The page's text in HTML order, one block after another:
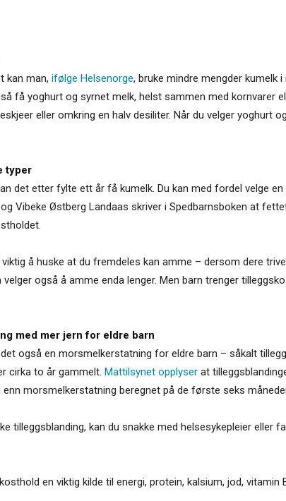
kan man, ifølge Helsenorge, bruke mindre mengder kumelk
få yoghurt og syrnet melk, helst sammen med kornvarer
eller omkring en halv desiliter. Når du velger yoghurt
typer
det etter fylte ett år få kumelk. Du kan med fordel velge
Vibeke Østberg Landaas skriver i Spedbarnsboken at
å huske at du fremdeles kan amme – dersom dere
også å amme enda lenger. Men barn trenger
med mer jern for eldre barn
også en morsmelkerstatning for eldre barn – såkalt
cirka to år gammelt. Mattilsynet opplyser at
morsmelkerstatning beregnet på de første seks
tilleggsblanding, kan du snakke med helsesykepleier eller
en viktig kilde til energi, protein, kalsium, jod,